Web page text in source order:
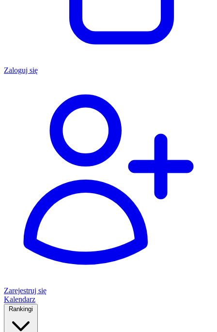
Zaloguj się
Zarejestruj się
Kalendarz
Rankingi